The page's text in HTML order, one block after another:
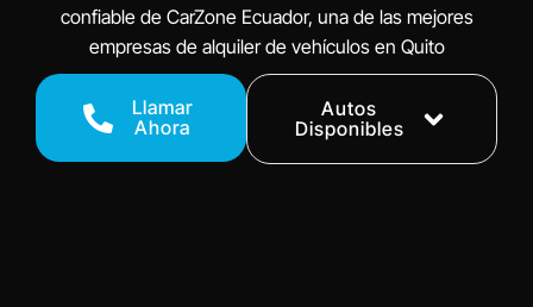
confiable de CarZone Ecuador, una de las mejores
empresas de alquiler de vehículos en Quito
Llamar
Ahora
Autos
Disponibles